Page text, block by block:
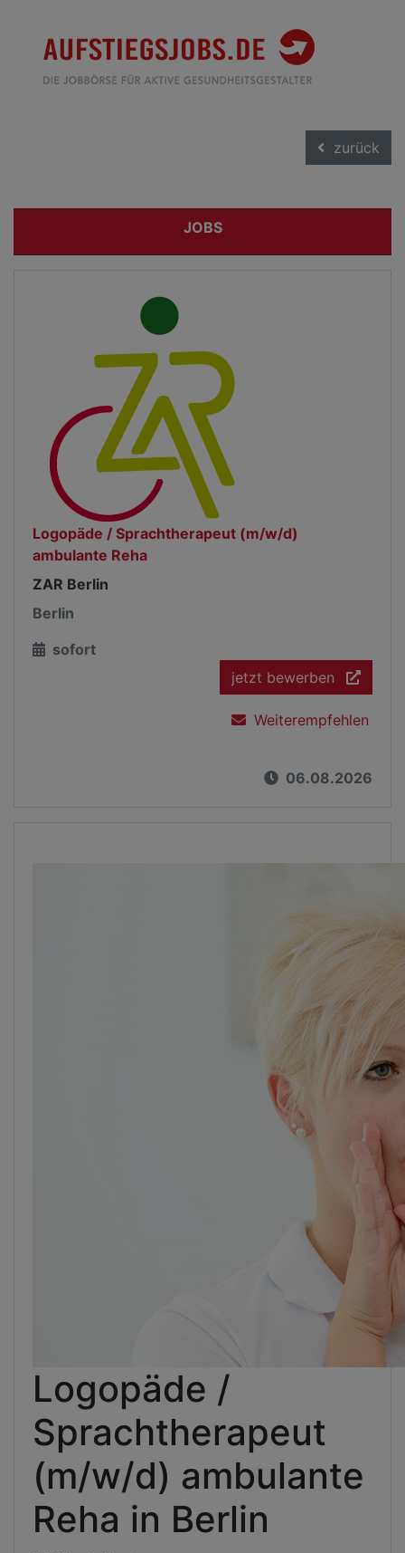
zurück
JOBS
Logopäde / Sprachtherapeut (m/w/d)
ambulante Reha
ZAR Berlin
Berlin
sofort
jetzt bewerben
Weiterempfehlen
06.08.2026
Logopäde /
Sprachtherapeut
(m/w/d) ambulante
Reha in Berlin